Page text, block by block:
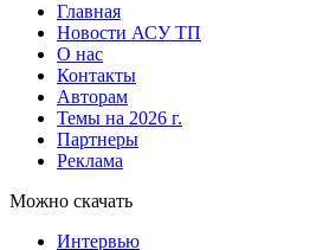
Главная
Новости АСУ ТП
О нас
Контакты
Авторам
Темы на 2026 г.
Партнеры
Реклама
Можно скачать
Интервью